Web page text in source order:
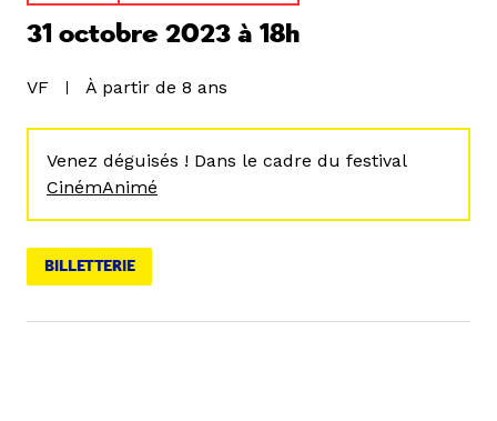
31 octobre 2023 à 18h
VF À partir de 8 ans
Venez déguisés ! Dans le cadre du festival
CinémAnimé
BILLETTERIE